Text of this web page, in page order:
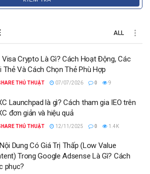
ALL
Visa Crypto Là Gì? Cách Hoạt Động, Các
Thẻ Và Cách Chọn Thẻ Phù Hợp
THỦ THUẬT 07/07/2026 0 9
Launchpad là gì? Cách tham gia IEO trên
đơn giản và hiệu quả
THỦ THUẬT 12/11/2025 0 1.4K
Dung Có Giá Trị Thấp (Low Value
Trong Google Adsense Là Gì? Cách
phục?